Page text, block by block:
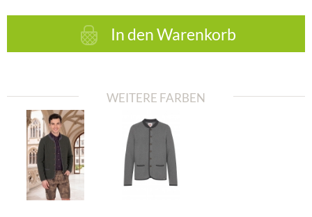
In denWarenkorb
WEITERE FARBEN